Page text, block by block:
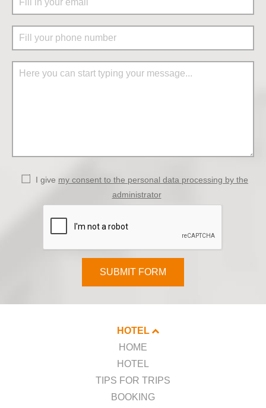
I give my consent to the personal data processing by the
administrator
SUBMIT FORM
HOTEL
HOME
HOTEL
TIPS FOR TRIPS
BOOKING